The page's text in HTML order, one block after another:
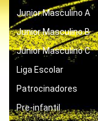
Junior Masculino A
Junior Masculino B
Junior Masculino C
Liga Escolar
Patrocinadores
Pre-infantil